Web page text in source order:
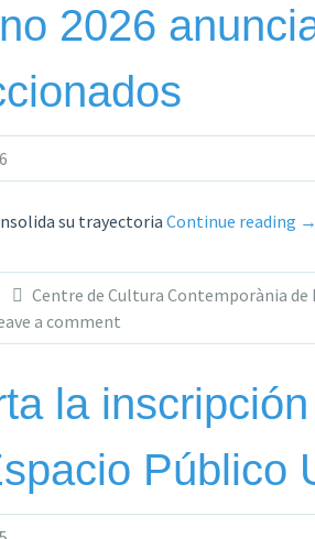
2026
su trayectoria Continue reading «El
los
25
→
Centre de Cultura Contemporània de
a comment
la
Público